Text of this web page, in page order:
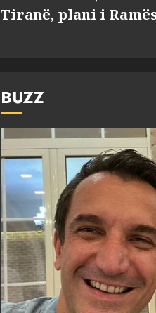
Tiranë, plani i
BUZZ